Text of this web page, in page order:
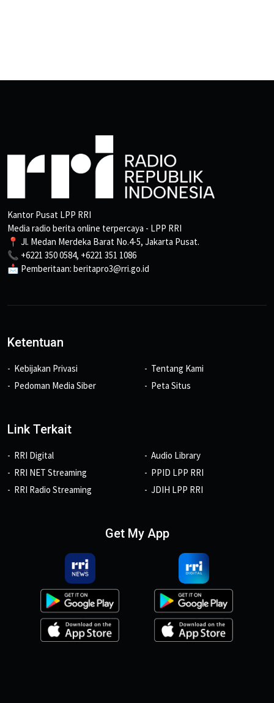
Kantor Pusat LPP RRI
Media radio berita online terpercaya - LPP RRI
📍 Jl. Medan Merdeka Barat No.4-5, Jakarta Pusat.
📞 +6221 350 0584, +6221 351 1086
📩 Pemberitaan: beritapro3@rri.go.id
Ketentuan
Kebijakan Privasi
Pedoman Media Siber
Tentang Kami
Peta Situs
Link Terkait
RRI Digital
RRI NET Streaming
RRI Radio Streaming
Audio Library
PPID LPP RRI
JDIH LPP RRI
Get My App